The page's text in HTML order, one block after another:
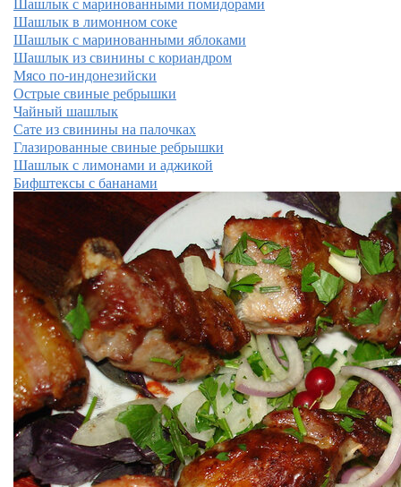
Шашлык в лимонном соке
Шашлык с маринованными яблоками
Шашлык из свинины с кориандром
Мясо по-индонезийски
Острые свиные ребрышки
Чайный шашлык
Сате из свинины на палочках
Глазированные свиные ребрышки
Шашлык с лимонами и аджикой
Бифштексы с бананами